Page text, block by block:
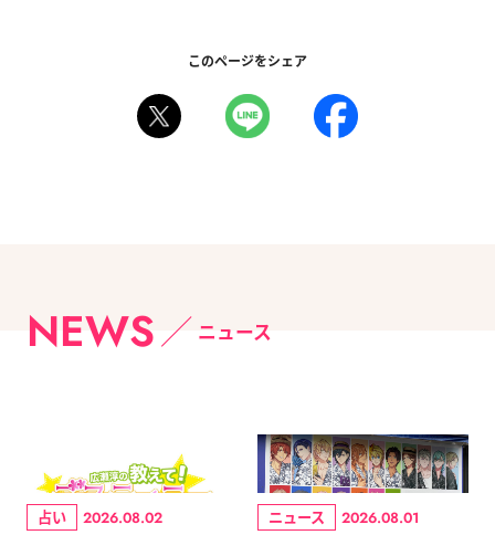
このページをシェア
NEWS ニュース
占い 2026.08.02 ニュース 2026.08.01